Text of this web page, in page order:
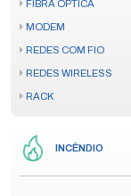
FIBRA ÓPTICA
MODEM
REDES COM FIO
REDES WIRELESS
RACK
INCÊNDIO